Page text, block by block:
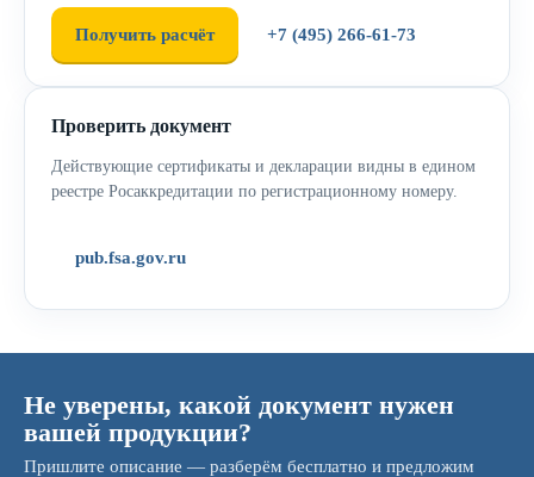
Получить расчёт +7 (495) 266-61-73
Проверить документ
Действующие сертификаты и декларации видны в едином
реестре Росаккредитации по регистрационному номеру.
pub.fsa.gov.ru
Не уверены, какой документ нужен
вашей продукции?
Пришлите описание — разберём бесплатно и предложим